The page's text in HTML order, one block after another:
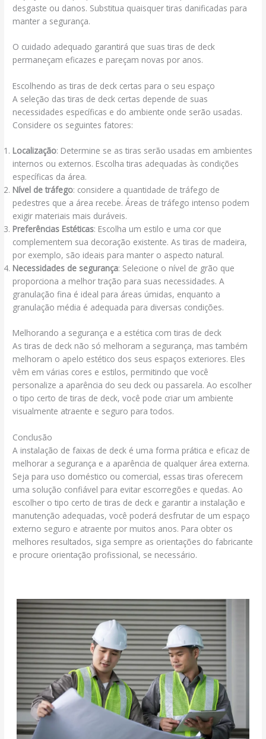
desgaste ou danos. Substitua quaisquer tiras danificadas para
manter a segurança.
O cuidado adequado garantirá que suas tiras de deck
permaneçam eficazes e pareçam novas por anos.
Escolhendo as tiras de deck certas para o seu espaço
A seleção das tiras de deck certas depende de suas
necessidades específicas e do ambiente onde serão usadas.
Considere os seguintes fatores:
Localização: Determine se as tiras serão usadas em ambientes
internos ou externos. Escolha tiras adequadas às condições
específicas da área.
Nível de tráfego: considere a quantidade de tráfego de
pedestres que a área recebe. Áreas de tráfego intenso podem
exigir materiais mais duráveis.
Preferências Estéticas: Escolha um estilo e uma cor que
complementem sua decoração existente. As tiras de madeira,
por exemplo, são ideais para manter o aspecto natural.
Necessidades de segurança: Selecione o nível de grão que
proporciona a melhor tração para suas necessidades. A
granulação fina é ideal para áreas úmidas, enquanto a
granulação média é adequada para diversas condições.
Melhorando a segurança e a estética com tiras de deck
As tiras de deck não só melhoram a segurança, mas também
melhoram o apelo estético dos seus espaços exteriores. Eles
vêm em várias cores e estilos, permitindo que você
personalize a aparência do seu deck ou passarela. Ao escolher
o tipo certo de tiras de deck, você pode criar um ambiente
visualmente atraente e seguro para todos.
Conclusão
A instalação de faixas de deck é uma forma prática e eficaz de
melhorar a segurança e a aparência de qualquer área externa.
Seja para uso doméstico ou comercial, essas tiras oferecem
uma solução confiável para evitar escorregões e quedas. Ao
escolher o tipo certo de tiras de deck e garantir a instalação e
manutenção adequadas, você poderá desfrutar de um espaço
externo seguro e atraente por muitos anos. Para obter os
melhores resultados, siga sempre as orientações do fabricante
e procure orientação profissional, se necessário.